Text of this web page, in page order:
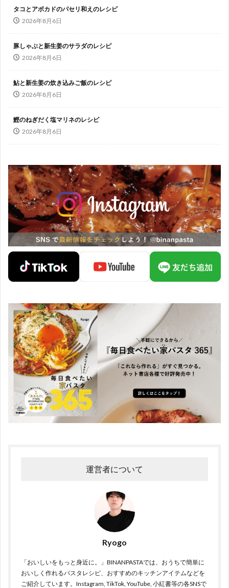
タコとアボカドのパセリ和えのレシピ
2026年8月6日
豚しゃぶと新生姜のサラダのレシピ
2026年8月6日
鮎と新生姜の炊き込みご飯のレシピ
2026年8月6日
鰹のねぎだく塩マリネのレシピ
2026年8月6日
運営者について
Ryogo
「おいしいをもっと身近に。」BINANPASTAでは、おうちで簡単に
おいしく作れるパスタレシピ、おすすめのキッチンアイテムなどを
ご紹介しています。Instagram, TikTok, YouTube, 小紅書等の各SNSで